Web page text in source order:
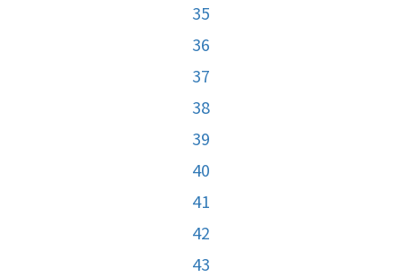
35
36
37
38
39
40
41
42
43